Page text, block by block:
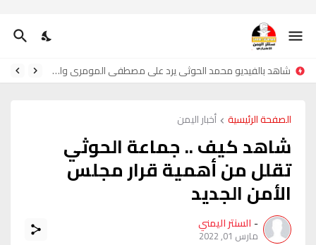
شاهد بالفيديو محمد الحوثي يرد على مصطفى المومري واحمدحجر
الصفحة الرئيسية أخبار اليمن
شاهد كيف .. جماعة الحوثي
تقلل من أهمية قرار مجلس
الأمن الجديد
- السنتر اليمني
مارس 01, 2022